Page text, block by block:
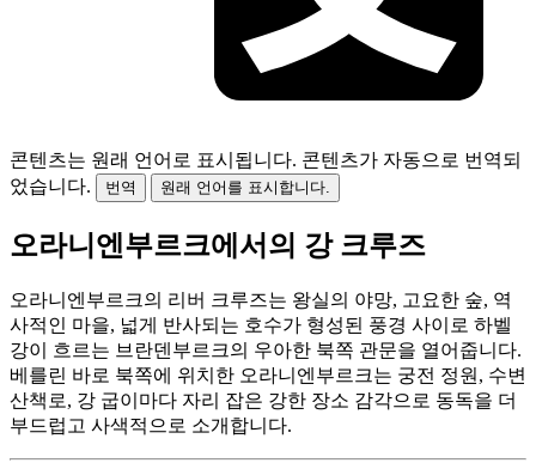
콘텐츠는 원래 언어로 표시됩니다. 콘텐츠가 자동으로 번역되
었습니다.
번역 원래 언어를 표시합니다.
오라니엔부르크에서의 강 크루즈
오라니엔부르크의 리버 크루즈는 왕실의 야망, 고요한 숲, 역
사적인 마을, 넓게 반사되는 호수가 형성된 풍경 사이로 하벨
강이 흐르는 브란덴부르크의 우아한 북쪽 관문을 열어줍니다.
베를린 바로 북쪽에 위치한 오라니엔부르크는 궁전 정원, 수변
산책로, 강 굽이마다 자리 잡은 강한 장소 감각으로 동독을 더
부드럽고 사색적으로 소개합니다.